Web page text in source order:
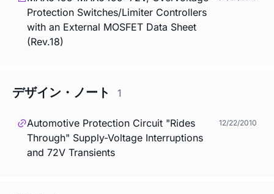
Protection Switches/Limiter Controllers
with an External MOSFET Data Sheet
(Rev.18)
デザイン・ノート 1
Automotive Protection Circuit "Rides
Through" Supply-Voltage Interruptions
and 72V Transients
12/22/2010